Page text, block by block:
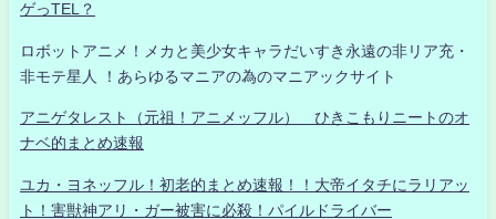
ゲっTEL？
ロボットアニメ！メカと美少女キャラだいすき永遠の非リア充・
非モテ星人 ！あらゆるマニアの為のマニアックサイト
アニゲタレスト（元祖！アニメッフル） ひきこもりニートのオ
ナベ的まとめ速報
ユカ・ヨネッフル！初老的まとめ速報！！大帝イタチにラリアッ
ト！害獣神アリ・ガー被害に必殺！パイルドライバー